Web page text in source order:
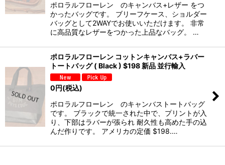
ポロラルフローレン のキャンバス+レザー をつ
かったバッグです。 ブリーフケース、ショルダー
バッグとして2WAYでお使いいただけます。 非常
に高品質なレザーをつかった上品なバッグ。 …
ポロラルフローレン コットンキャンバス+ラバー
トートバッグ ( Black ) $198 新品 並行輸入
0円(税込)
ポロラルフローレン のキャンバストートバッグ
です。 ブラックで統一された中で、プリントが入
り、下部はラバーが張られ 耐久性も高めた手の込
んだ作りです。 アメリカの定価 $198.…